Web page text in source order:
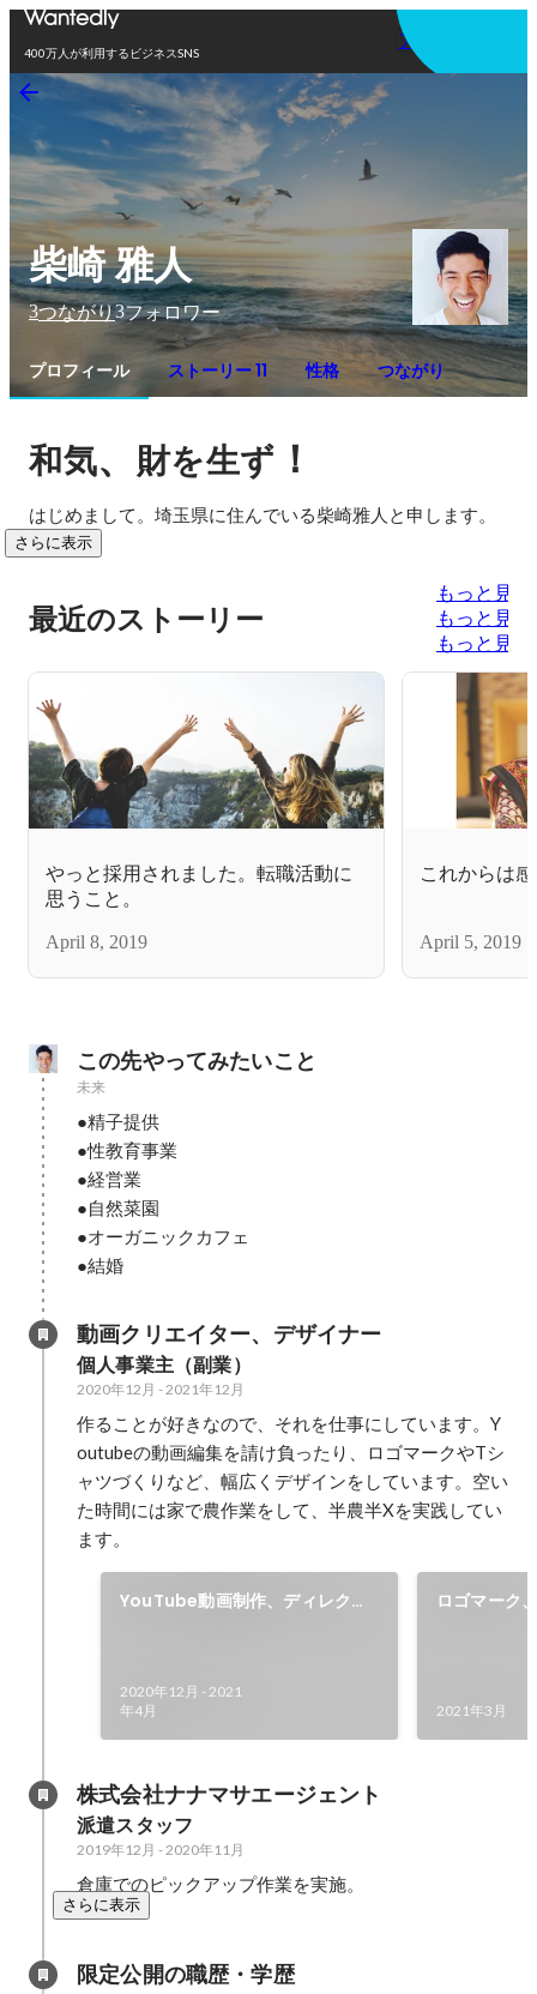
400万人が利用するビジネスSNS
アプリを使う
柴崎 雅人
3つながり3フォロワー
プロフィール ストーリー 11 性格 つながり
和気、 財を生ず ！
はじめまして。埼玉県に住んでいる柴崎雅人と申します。
さらに表示
最近のストーリー
もっと見る
もっと見る
もっと見る
やっと採用されました。転職活動に
思うこと。
April 8, 2019
これからは
April 5, 2019
この先やってみたいこと
未来
●精子提供
●性教育事業
●経営業
●自然菜園
●オーガニックカフェ
●結婚
動画クリエイター、デザイナー
個人事業主（副業）
2020年12月 - 2021年12月
作ることが好きなので、それを仕事にしています。Y
outubeの動画編集を請け負ったり、ロゴマークやTシ
ャツづくりなど、幅広くデザインをしています。空い
た時間には家で農作業をして、半農半Xを実践してい
ます。
YouTube動画制作、ディレクシ
2020年12月 - 2021
年4月
ロゴマーク
2021年3月
株式会社ナナマサエージェント
派遣スタッフ
2019年12月 - 2020年11月
倉庫でのピックアップ作業を実施。
さらに表示
限定公開の職歴・学歴